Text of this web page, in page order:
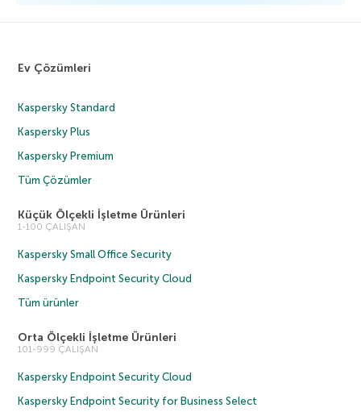
Ev Çözümleri
Kaspersky Standard
Kaspersky Plus
Kaspersky Premium
Tüm Çözümler
Küçük Ölçekli İşletme Ürünleri
1-100 ÇALIŞAN
Kaspersky Small Office Security
Kaspersky Endpoint Security Cloud
Tüm ürünler
Orta Ölçekli İşletme Ürünleri
101-999 ÇALIŞAN
Kaspersky Endpoint Security Cloud
Kaspersky Endpoint Security for Business Select